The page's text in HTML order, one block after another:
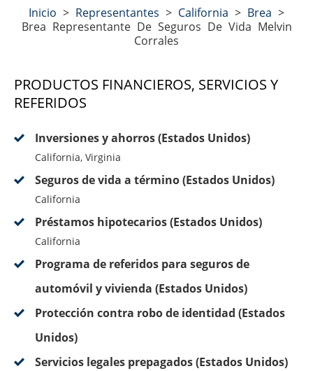
Inicio > Representantes > California > Brea >
Brea Representante De Seguros De Vida Melvin
Corrales
PRODUCTOS FINANCIEROS, SERVICIOS Y
REFERIDOS
Inversiones y ahorros (Estados Unidos)
California, Virginia
Seguros de vida a término (Estados Unidos)
California
Préstamos hipotecarios (Estados Unidos)
California
Programa de referidos para seguros de
automóvil y vivienda (Estados Unidos)
Protección contra robo de identidad (Estados
Unidos)
Servicios legales prepagados (Estados Unidos)